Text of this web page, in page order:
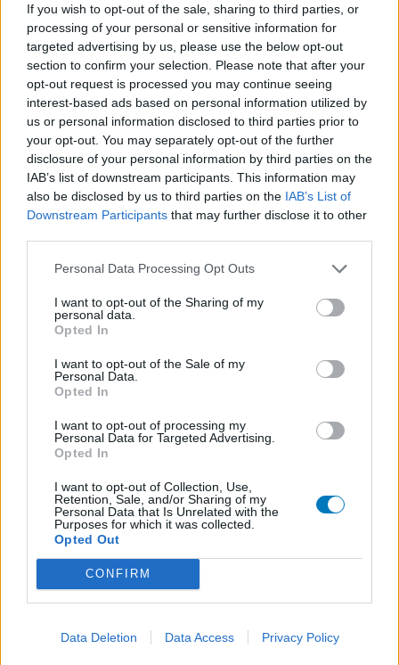
If you wish to opt-out of the sale, sharing to third parties, or
processing of your personal or sensitive information for
targeted advertising by us, please use the below opt-out
section to confirm your selection. Please note that after your
opt-out request is processed you may continue seeing
interest-based ads based on personal information utilized by
us or personal information disclosed to third parties prior to
your opt-out. You may separately opt-out of the further
disclosure of your personal information by third parties on the
IAB’s list of downstream participants. This information may
also be disclosed by us to third parties on the IAB’s List of
Downstream Participants that may further disclose it to other
Personal Data Processing Opt Outs
I want to opt-out of the Sharing of my
personal data.
Opted In
I want to opt-out of the Sale of my
Personal Data.
Opted In
I want to opt-out of processing my
Personal Data for Targeted Advertising.
Opted In
I want to opt-out of Collection, Use,
Retention, Sale, and/or Sharing of my
Personal Data that Is Unrelated with the
Purposes for which it was collected.
Opted Out
CONFIRM
Data Deletion Data Access Privacy Policy
UM,ultrarapid metabolizer- sehr schnelle Aktivität
Sind die Daten bei Ihnen sicher?
Wir tun unser Äußerstes, um zu verhindern, dass etwas
Schlimmes passiert: Wir haben Maßnahmen ergriffen, um
einen illegalen Zugriff zu verhindern, sodass die
genetischen Informationen Ihrer Patienten bei uns sicher
sind.
Vollständig getrennte Datenbanken halten Ihre
genetischen Informationen von Ihren persönlichen
(identifizierbaren) Informationen getrennt.
Alle Verbindungen zu unserer Website werden mit
Layer)-Technologie verschlüsselt.
Externe Firewalls begrenzen nicht autorisierte
Verbindungen zu unseren Datenbanken.